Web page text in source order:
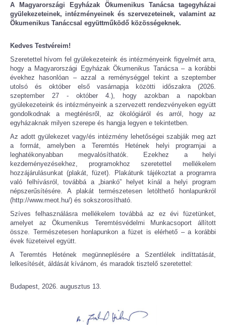
A Magyarországi Egyházak Ökumenikus Tanácsa tagegyházai
gyülekezeteinek, intézményeinek és szervezeteinek, valamint az
Ökumenikus Tanáccsal együttműködő közösségeknek.
Kedves Testvéreim!
Szeretettel hívom fel gyülekezeteink és intézményeink figyelmét arra,
hogy a Magyarországi Egyházak Ökumenikus Tanácsa – a korábbi
évekhez hasonlóan – azzal a reménységgel tekint a szeptember
utolsó és október első vasárnapja közötti időszakra (2026.
szeptember 27 - október 4.), hogy azokban a napokban
gyülekezeteink és intézményeink a szervezett rendezvényeken együtt
gondolkodnak a megtérésről, az ökológiáról és arról, hogy az
egyházaknak milyen szerepe és hangja legyen e tekintetben.
Az adott gyülekezet vagy/és intézmény lehetőségei szabják meg azt
a formát, amelyben a Teremtés Hetének helyi programjai a
leghatékonyabban megvalósíthatók. Ezekhez a helyi
kezdeményezésekhez, programokhoz szeretettel mellékelem
hozzájárulásunkat (plakát, füzet). Plakátunk tájékoztat a programra
való felhívásról, továbbá a „biankó” helyet kínál a helyi program
népszerűsítésére. A plakát természetesen letölthető honlapunkról
(http://www.meot.hu/) és sokszorosítható.
Szíves felhasználásra mellékelem továbbá az ez évi füzetünket,
amelyet az Ökumenikus Teremtésvédelmi Munkacsoport állított
össze. Természetesen honlapunkon a füzet is elérhető – a korábbi
évek füzeteivel együtt.
A Teremtés Hetének megünneplésére a Szentlélek indíttatását,
lelkesítését, áldását kívánom, és maradok tisztelő szeretettel:
Budapest, 2026. augusztus 13.